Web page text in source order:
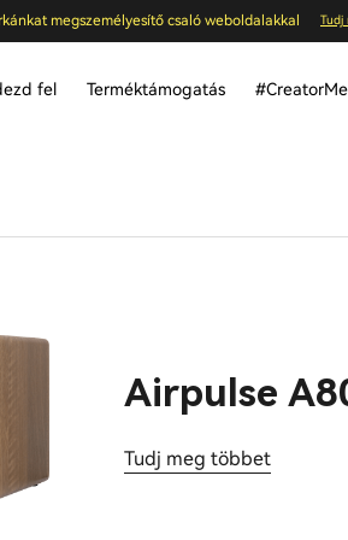
megszemélyesítő csaló weboldalakkal Tudj
fel Terméktámogatás
Airpulse
Tudj meg többet